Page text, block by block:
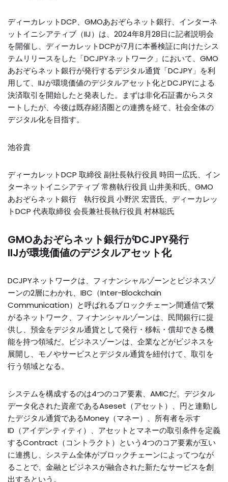
ディーカレットDCP、GMOあおぞらネット銀行、インターネ
ットイニシアティブ（IIJ）は、2024年8月28日に記者説明会
を開催し、ディーカレットDCPが7月に本番検証に向けたシス
テムリリースをした「DCJPYネットワーク」において、GMO
あおぞらネット銀行が発行するデジタル通貨「DCJPY」を利
用して、IIJが環境価値のデジタルアセット化とDCJPYによる
決済取引を開始したと発表した。まずは非化石証書からスタ
ートしたが、今後は既存経済圏との連携を経て、社会全体の
デジタル化を目指す。
池谷貴
ディーカレットDCP 取締役 副社長執行役員 時田一広氏、イン
ターネットイニシアティブ 常務執行役員 山井美和氏、GMO
あおぞらネット銀行 執行役員 小野沢 宏晋氏、ディーカレッ
トDCP 代表取締役 会長兼社長執行役員 村林聡氏
GMOあおぞらネット銀行がDCJPY発行
IIJが環境価値のデジタルアセット化
DCJPYネットワークは、フィナンシャルゾーンとビジネスゾ
ーンの2層にわかれ、IBC（Inter-Blockchain
Communication）と呼ばれるブロックチェーン間通信で繋
がるネットワーク、フィナンシャルゾーンは、民間銀行に提
供し、預金をデジタル通貨として発行・移転・償却できる機
能を持つ領域だ。ビジネスゾーンは、企業などがビジネスを
展開し、モノやサービスとデジタル通貨を紐付けて、取引を
行う領域となる。
システムを構成するのは4つのコア要素、AMICだ。デジタル
データ化された資産であるAseset（アセット）、円と連動し
たデジタル通貨であるMoney（マネー）、所有者を示す
ID（アイデンティティ）、アセットとマネーの取引条件を定義
するContract（コントラクト）という4つのコア要素が互い
に連携し、システム全体がブロックチェーンによってつなが
ることで、金融とビジネスが融合された新たなサービスを創
出するという。